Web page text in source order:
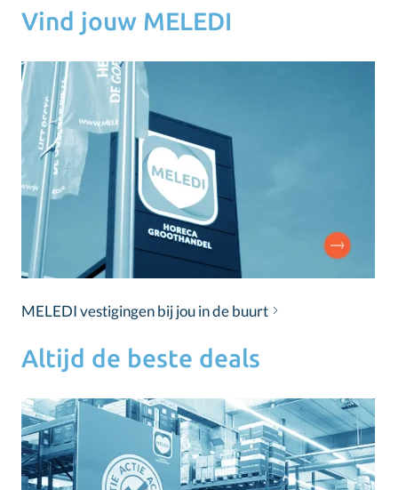
Vind jouw MELEDI
MELEDI vestigingen bij jou in de buurt
Altijd de beste deals